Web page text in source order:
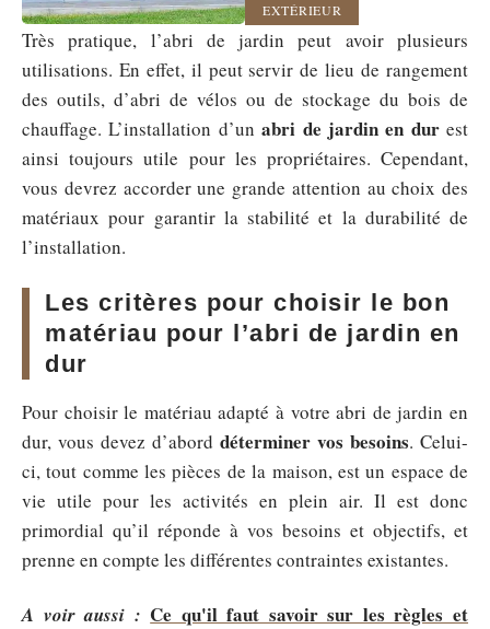
EXTÉRIEUR
Très pratique, l’abri de jardin peut avoir plusieurs
utilisations. En effet, il peut servir de lieu de rangement
des outils, d’abri de vélos ou de stockage du bois de
chauffage. L’installation d’unabri de jardin en durest
ainsi toujours utile pour les propriétaires. Cependant,
vous devrez accorder une grande attention au choix des
matériaux pour garantir la stabilité et la durabilité de
l’installation.
Les critères pour choisir le bon
matériau pour l’abri de jardin en
dur
Pour choisir le matériau adapté à votre abri de jardin en
dur, vous devez d’abord déterminer vos besoins. Celui-
ci, tout comme les pièces de la maison, est un espace de
vie utile pour les activités en plein air. Il est donc
primordial qu’il réponde à vos besoins et objectifs, et
prenne en compte les différentes contraintes existantes.
A voir aussi : Ce qu'il faut savoir sur les règles et